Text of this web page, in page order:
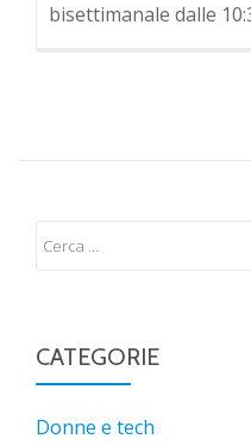
bisettimanale dalle
CATEGORIE
Donne e tech